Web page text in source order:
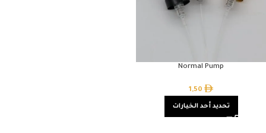
Normal Pump
1,50
تحديد أحد الخيارات